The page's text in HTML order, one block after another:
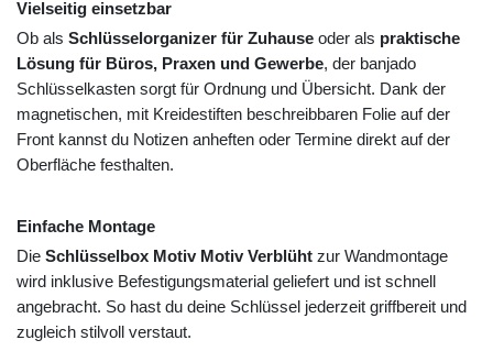
Vielseitig einsetzbar
Ob als Schlüsselorganizer für Zuhause oder als praktische
Lösung für Büros, Praxen und Gewerbe, der banjado
Schlüsselkasten sorgt für Ordnung und Übersicht. Dank der
magnetischen, mit Kreidestiften beschreibbaren Folie auf der
Front kannst du Notizen anheften oder Termine direkt auf der
Oberfläche festhalten.
Einfache Montage
Die Schlüsselbox Motiv Motiv Verblüht zur Wandmontage
wird inklusive Befestigungsmaterial geliefert und ist schnell
angebracht. So hast du deine Schlüssel jederzeit griffbereit und
zugleich stilvoll verstaut.